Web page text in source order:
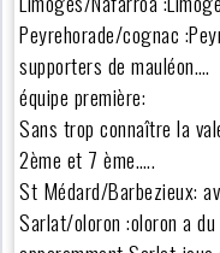
Peyrehorade/cognac
supporters de mauléon….
équipe première:
Sans trop connaître la
2ème et 7 ème…..
St Médard/Barbezieux:
Sarlat/oloron :oloron a